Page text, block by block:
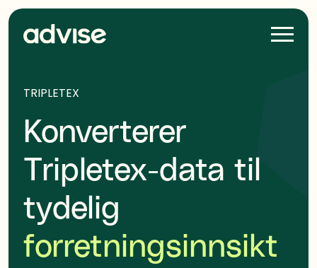
Skip
navigation
H
TRIPLETEX
Konverterer
Tripletex-data til
tydelig
forretningsinnsikt